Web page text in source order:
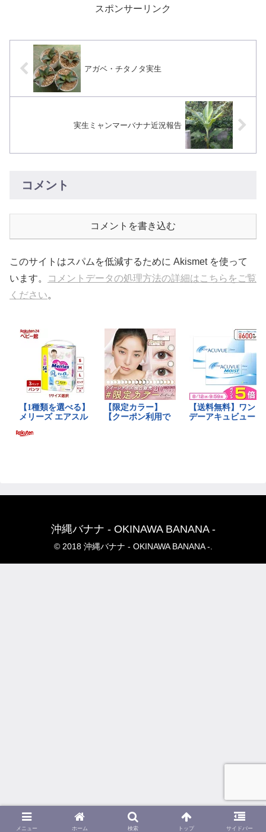
スポンサーリンク
アガベ・チタノタ実生
実生ミャンマーバナナ近況報告
コメント
コメントを書き込む
このサイトはスパムを低減するために Akismet を使って
います。
コメントデータの処理方法の詳細はこちらをご覧
ください。
沖縄バナナ - OKINAWA BANANA -
© 2018 沖縄バナナ - OKINAWA BANANA -.
メニュー ホーム 検索 トップ サイドバー